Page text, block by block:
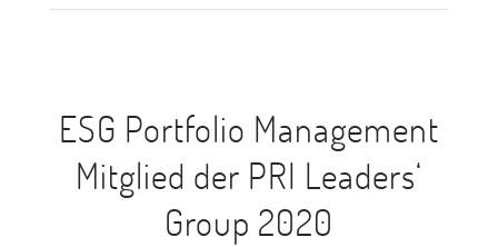
ESG Portfolio Management
Mitglied der PRI Leaders‘
Group 2020